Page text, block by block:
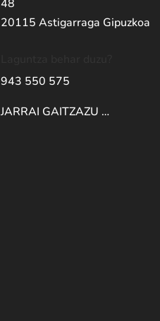
48
20115 Astigarraga Gipuzkoa
943 550 575
JARRAI GAITZAZU …